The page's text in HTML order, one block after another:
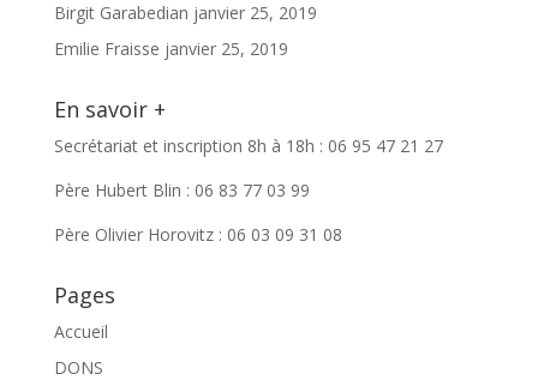
Birgit Garabedian janvier 25, 2019
Emilie Fraisse janvier 25, 2019
En savoir +
Secrétariat et inscription 8h à 18h : 06 95 47 21 27
Père Hubert Blin : 06 83 77 03 99
Père Olivier Horovitz : 06 03 09 31 08
Pages
Accueil
DONS